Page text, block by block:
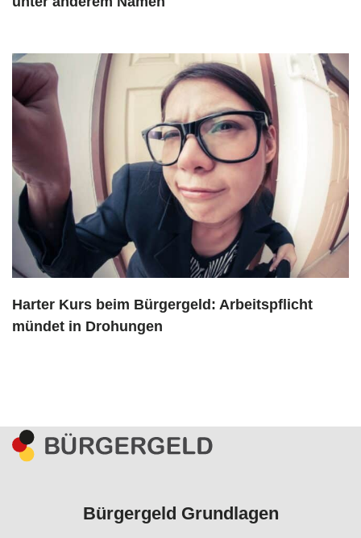
Harter Kurs beim Bürgergeld: Arbeitspflicht
mündet in Drohungen
Bürgergeld Grundlagen